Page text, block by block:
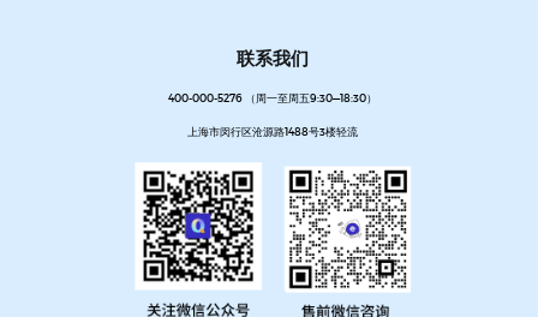
联系我们
400-000-5276 （周一至周五9:30—18:30）
上海市闵行区沧源路1488号3楼轻流